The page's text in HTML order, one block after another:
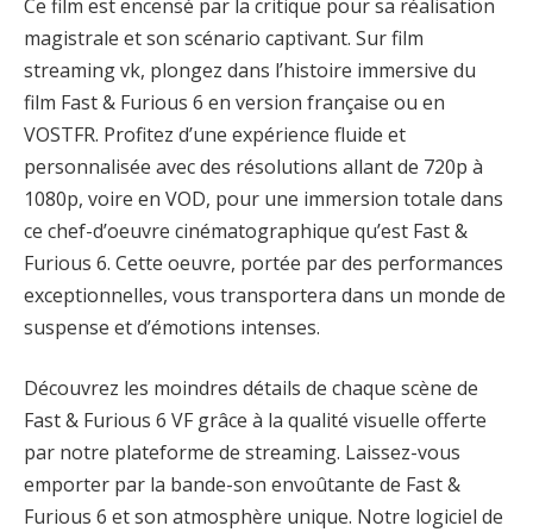
Ce film est encensé par la critique pour sa réalisation
magistrale et son scénario captivant. Sur film
streaming vk, plongez dans l’histoire immersive du
film Fast & Furious 6 en version française ou en
VOSTFR. Profitez d’une expérience fluide et
personnalisée avec des résolutions allant de 720p à
1080p, voire en VOD, pour une immersion totale dans
ce chef-d’oeuvre cinématographique qu’est Fast &
Furious 6. Cette oeuvre, portée par des performances
exceptionnelles, vous transportera dans un monde de
suspense et d’émotions intenses.
Découvrez les moindres détails de chaque scène de
Fast & Furious 6 VF grâce à la qualité visuelle offerte
par notre plateforme de streaming. Laissez-vous
emporter par la bande-son envoûtante de Fast &
Furious 6 et son atmosphère unique. Notre logiciel de